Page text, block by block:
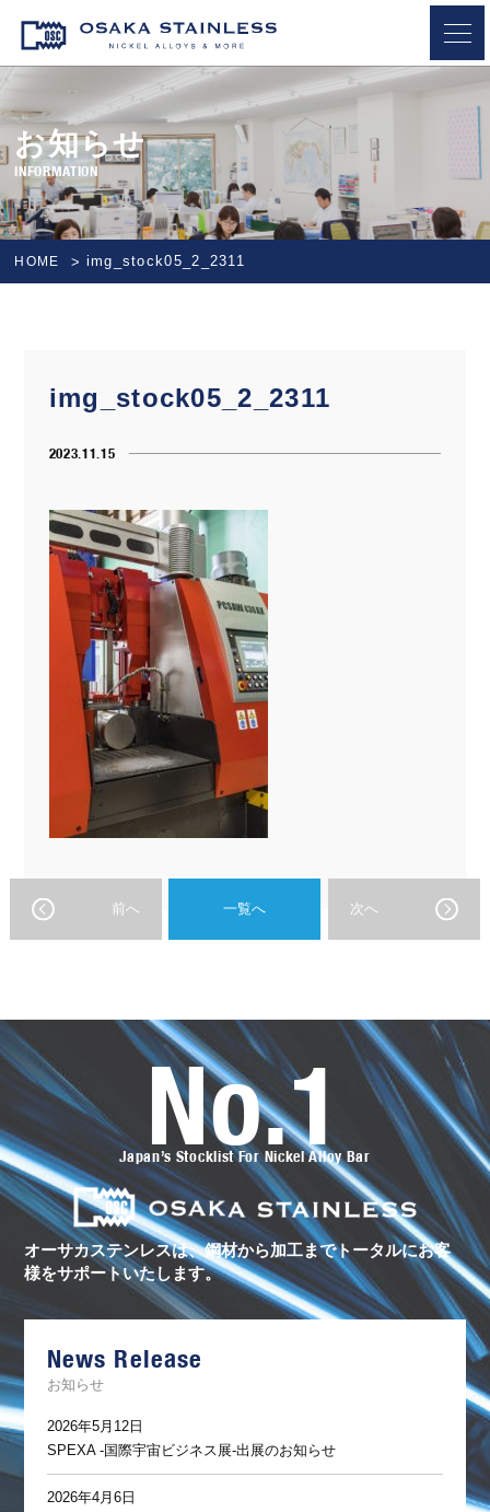
OSAKA STAINLESS
お知らせ
INFORMATION
HOME img_stock05_2_2311
img_stock05_2_2311
2023.11.15
前へ 一覧へ 次へ
オ
カ
ス
テ
ン
レ
ス
の
ト
ー
タ
ポ
No.1
Japan’s Stocklist For Nickel Alloy Bar
オーサカステンレスは、鋼材から加工までトータルにお客
様をサポートいたします。
News Release
お知らせ
2026年5月12日
SPEXA -国際宇宙ビジネス展-出展のお知らせ
2026年4月6日